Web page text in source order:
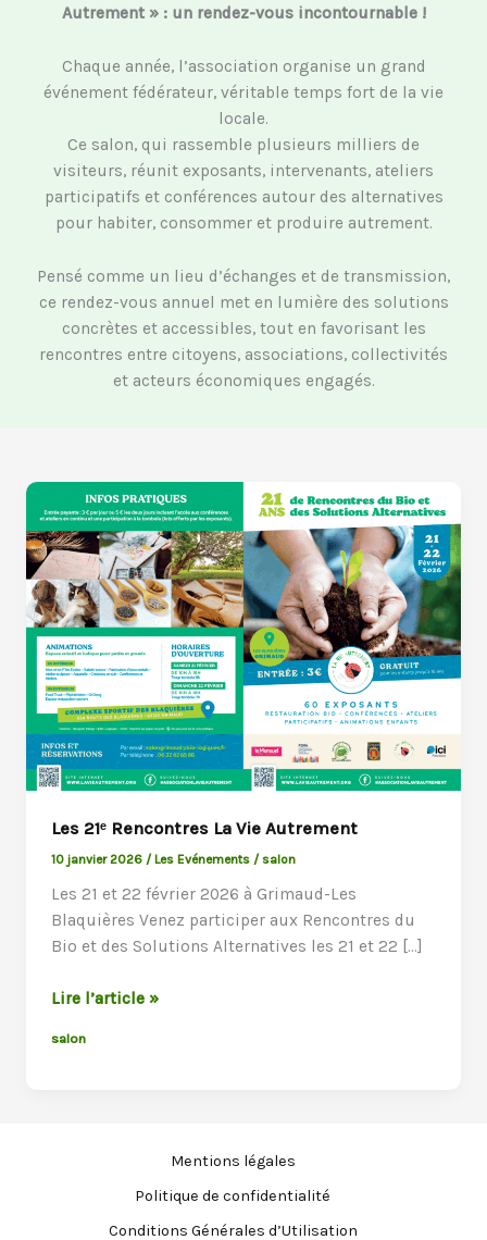
Autrement » : un rendez-vous incontournable !
Chaque année, l’association organise un grand
événement fédérateur, véritable temps fort de la vie
locale.
Ce salon, qui rassemble plusieurs milliers de
visiteurs, réunit exposants, intervenants, ateliers
participatifs et conférences autour des alternatives
pour habiter, consommer et produire autrement.
Pensé comme un lieu d’échanges et de transmission,
ce rendez-vous annuel met en lumière des solutions
concrètes et accessibles, tout en favorisant les
rencontres entre citoyens, associations, collectivités
et acteurs économiques engagés.
Les 21ᵉ Rencontres La Vie Autrement
10 janvier 2026 /Les Evénements /salon
Les 21 et 22 février 2026 à Grimaud-Les
Blaquières Venez participer aux Rencontres du
Bio et des Solutions Alternatives les 21 et 22 […]
Les
Rencontres
Lire l’article »
salon
Mentions légales
Politique de confidentialité
Conditions Générales d’Utilisation